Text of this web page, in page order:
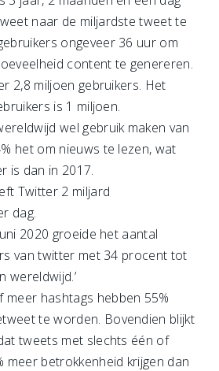
naar de miljardste tweet te
ongeveer 36 uur om
content te genereren.
2,8 miljoen gebruikers. Het
is 1 miljoen.
wel gebruik maken van
het om nieuws te lezen, wat
is dan in 2017.
Twitter 2 miljard
dag.
2020 groeide het aantal
van twitter met 34 procent tot
wereldwijd.’
meer hashtags hebben 55%
te worden. Bovendien blijkt
tweets met slechts één of
meer betrokkenheid krijgen dan